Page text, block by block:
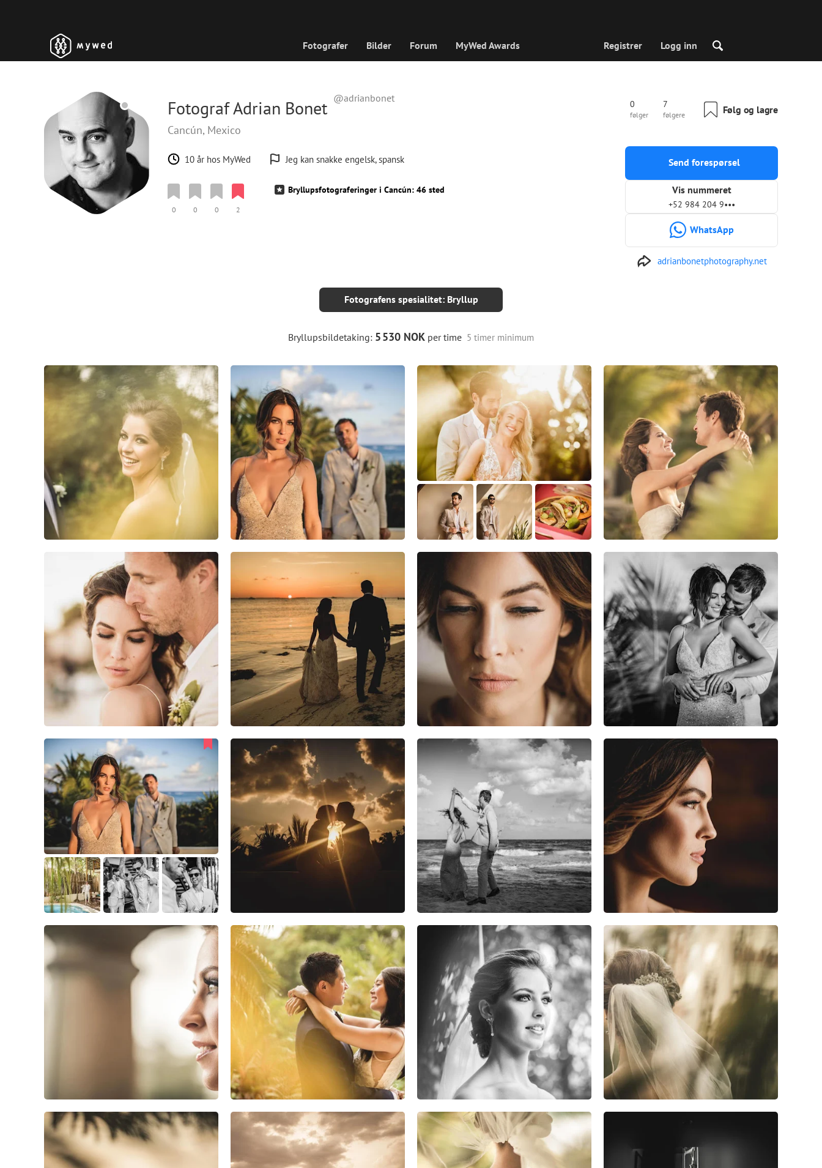
Fotografer Bilder Forum MyWed Awards Registrer Logg inn
Fotograf Adrian Bonet @adrianbonet 0
følger
7
følgere Følg og lagre
Cancún, Mexico
Send forespørsel
Vis nummeret
+52 984 204 9•••
WhatsApp
adrianbonetphotography.net
10 år hos MyWed Jeg kan snakke engelsk, spansk
0 0 0 2
Bryllupsfotograferinger i Cancún: 46 sted
Fotografens spesialitet: Bryllup
Bryllupsbildetaking: 5530 NOK per time 5 timer minimum
0 0 1 0 2 4 1 1 1 0 0
3 0 0 0 0 0 2 2 0 0
3 2 0 2 0 0 2 0 1 0
0 0 0 0 0 0 0 0